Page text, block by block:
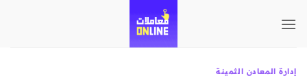
للمحتوى
إدارة المعادن الثمينة